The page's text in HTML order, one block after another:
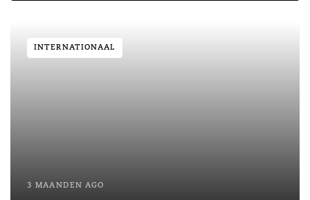
INTERNATIONAAL
3 MAANDEN AGO